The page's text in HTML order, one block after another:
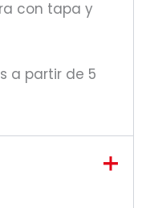
con tapa y
a partir de 5